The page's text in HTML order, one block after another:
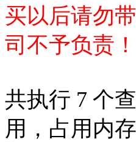
买以后请勿
司不予负责！
共执行 7 个
用，占用内